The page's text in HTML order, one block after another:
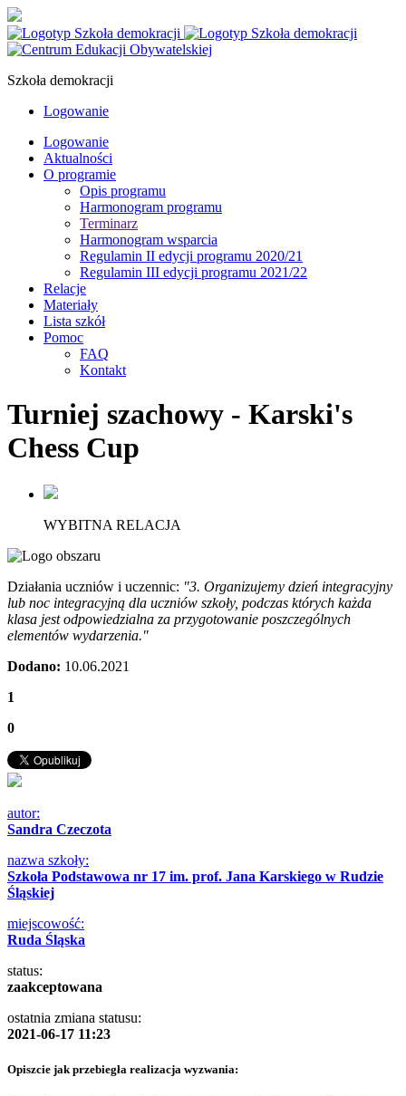
Szkoła demokracji
Logowanie
Logowanie
Aktualności
O programie
Opis programu
Harmonogram programu
Terminarz
Harmonogram wsparcia
Regulamin II edycji programu 2020/21
Regulamin III edycji programu 2021/22
Relacje
Materiały
Lista szkół
Pomoc
FAQ
Kontakt
Turniej szachowy - Karski's
Chess Cup
WYBITNA RELACJA
Działania uczniów i uczennic: "3. Organizujemy dzień integracyjny
lub noc integracyjną dla uczniów szkoły, podczas których każda
klasa jest odpowiedzialna za przygotowanie poszczególnych
elementów wydarzenia."
Dodano: 10.06.2021
1
0
autor:
Sandra Czeczota
nazwa szkoły:
Szkoła Podstawowa nr 17 im. prof. Jana Karskiego w Rudzie
Śląskiej
miejscowość:
Ruda Śląska
status:
zaakceptowana
ostatnia zmiana statusu:
2021-06-17 11:23
Opiszcie jak przebiegła realizacja wyzwania: